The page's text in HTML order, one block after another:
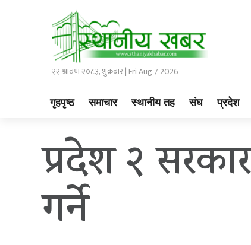
२२ श्रावण २०८३, शुक्रबार | Fri Aug 7 2026
गृहपृष्ठ समाचार स्थानीय तह संघ प्रदेश
प्रदेश २
गर्ने